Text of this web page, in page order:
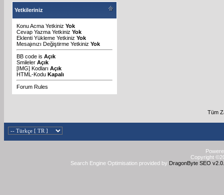
Yetkileriniz
Konu Acma Yetkiniz Yok
Cevap Yazma Yetkiniz Yok
Eklenti Yükleme Yetkiniz Yok
Mesajınızı Değiştirme Yetkiniz Yok
BB code is Açık
Smileler Açık
[IMG] Kodları Açık
HTML-Kodu Kapalı
Forum Rules
Tüm
Copyright
Search Engine Optimisation provided by DragonByte SEO